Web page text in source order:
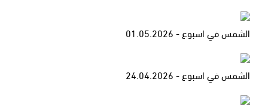
الشمس في اسبوع - 01.05.2026
الشمس في اسبوع - 24.04.2026